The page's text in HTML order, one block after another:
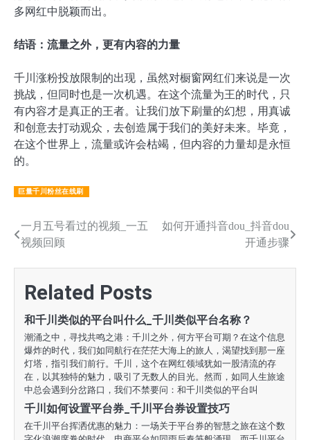
多网红中脱颖而出。
结语：流量之外，更有内容的力量
千川涨粉投放限制的出现，虽然对橱窗网红们来说是一次
挑战，但同时也是一次机遇。在这个流量为王的时代，只
有内容才是真正的王者。让我们放下刷量的幻想，用真诚
和创意去打动观众，去创造属于我们的美好未来。毕竟，
在这个世界上，流量或许会枯竭，但内容的力量却是永恒
的。
巨量千川粉丝在线刷
文
章
航
一月五号看过的视频_一五
视频回顾
如何开通抖音dou_抖音dou
开通步骤
Related Posts
和千川类似的平台叫什么_千川类似平台名称？
潮涌之中，寻找共鸣之港：千川之外，何方平台可期？在这个信息
爆炸的时代，我们如同航行在茫茫大海上的旅人，渴望找到那一座
灯塔，指引我们前行。千川，这个在网红领域犹如一股清流的存
在，以其独特的魅力，吸引了无数人的目光。然而，如同人生旅途
中总会遇到分岔路口，我们不禁要问：和千川类似的平台叫
千川如何设置平台券_千川平台券设置技巧
在千川平台挥洒优惠的魅力：一场关于平台券的智慧之旅在这个数